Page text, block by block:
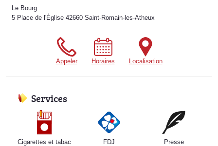
Le Bourg
5 Place de l'Église 42660 Saint-Romain-les-Atheux
Appeler Horaires Localisation
Services
Cigarettes et tabac FDJ Presse